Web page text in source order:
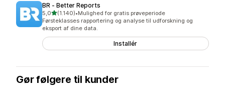
BR ‑ Better Reports
5,0ud af 5 stjerner
(1.140)
1140 anmeldelser i alt
•Mulighed for gratis prøveperiode
Førsteklasses rapportering og analyse til udforskning og
eksport af dine data.
Installér
Gør følgere til kunder